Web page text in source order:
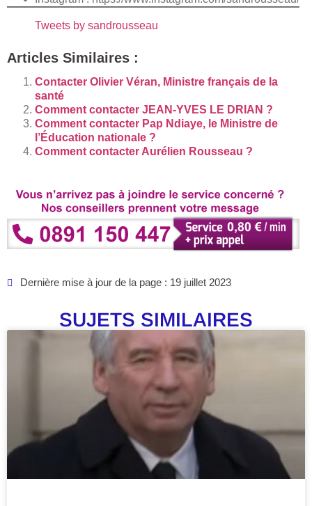
Tweets by sandrousseau
Articles Similaires :
Contacter Olivier Véran, Ministre français de la
santé
Comment contacter JEAN-YVES LE DRIAN ?
Comment contacter Pap Ndiaye, le Ministre de
l’Éducation nationale ?
Comment contacter Aurélien Rousseau ?
Dernière mise à jour de la page : 19 juillet 2023
SUJETS SIMILAIRES